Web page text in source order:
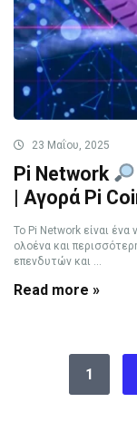
23 Μαΐου, 2025
Pi Network
| Αγορά Pi
Το Pi Network είναι ένα
ολοένα και
επενδυτών και ...
Read more »
1